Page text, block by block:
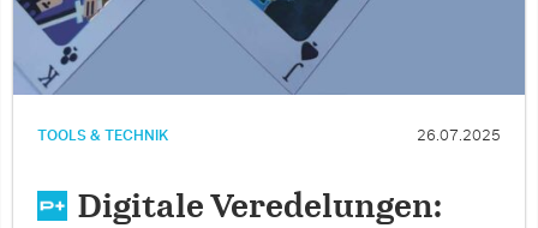
TOOLS & TECHNIK 26.07.2025
Digitale Veredelungen: